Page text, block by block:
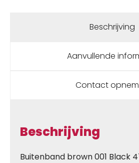
Beschrijving
Aanvullende
Contact
Beschrijving
Buitenband brown 001 Black